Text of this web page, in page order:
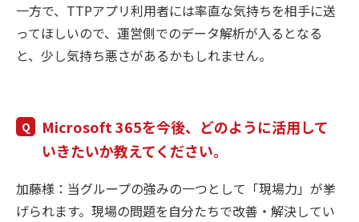
一方で、TTPアプリ利用者には率直な気持ちを相手に送
ってほしいので、運営側でのデータ解析が入るとなる
と、少し気持ち悪さがあるかもしれません。
Microsoft 365を今後、どのように活用して
いきたいか教えてください。
加藤様：当グループの強みの一つとして「現場力」が挙
げられます。現場の問題を自分たちで改善・解決してい